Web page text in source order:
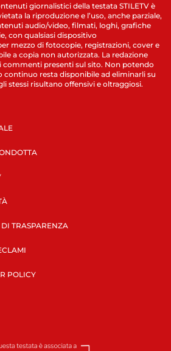
giornalistici della testata STILETV è
la riproduzione e l’uso, anche parziale,
audio/video, filmati, loghi, grafiche
con qualsiasi dispositivo
mezzo di fotocopie, registrazioni, cover e
a copia non autorizzata. La redazione
commenti presenti sul sito. Non potendo
continuo resta disponibile ad eliminarli su
stessi risultano offensivi e oltraggiosi.
TRASPARENZA
POLICY